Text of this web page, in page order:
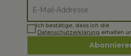
Ich bestätige, dass ich die
Datenschutzerklärung erhalten